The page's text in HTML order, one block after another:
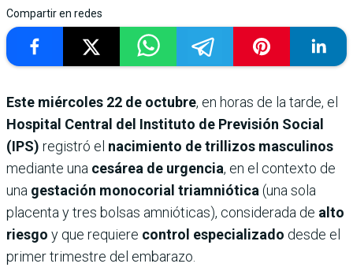
Compartir en redes
Este miércoles 22 de octubre, en horas de la tarde, el
Hospital Central del Instituto de Previsión Social
(IPS) registró el nacimiento de trillizos masculinos
mediante una cesárea de urgencia, en el contexto de
una gestación monocorial triamniótica(una sola
placenta y tres bolsas amnióticas), considerada de alto
riesgo y que requiere control especializado desde el
primer trimestre del embarazo.